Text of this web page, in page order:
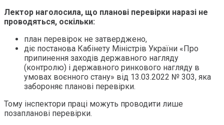
Лектор наголосила, що планові перевірки наразі не
проводяться, оскільки:
план перевірок не затверджено,
діє постанова Кабінету Міністрів України «Про
припинення заходів державного нагляду
(контролю) і державного ринкового нагляду в
умовах воєнного стану» від 13.03.2022 № 303, яка
забороняє планові перевірки.
Тому інспектори праці можуть проводити лише
позапланові перевірки.